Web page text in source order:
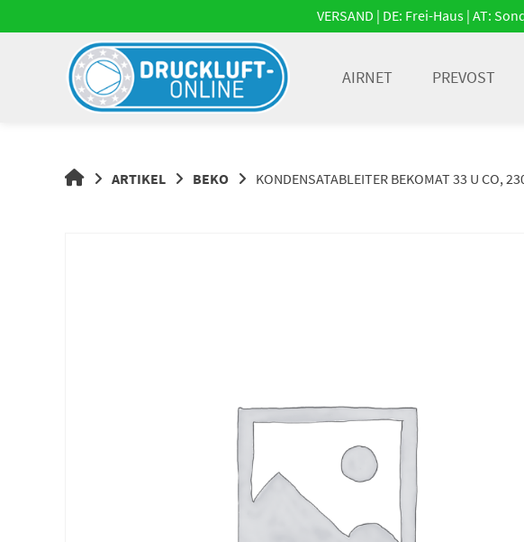
zum
VERSAND | DE: Frei-Haus | AT:
AIRNET PREVOST
DRUCKLUFT-
ARTIKEL BEKO KONDENSATABLEITER BEKOMAT 33 U CO,